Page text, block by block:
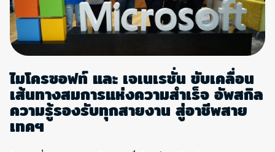
ไมโครซอฟท์ และ เจเนเรชั่น ขับเคลื่อน
เส้นทางสมการแห่งความสำเร็จ อัพสกิล
ความรู้รองรับทุกสายงาน สู่อาชีพสาย
เทคฯ